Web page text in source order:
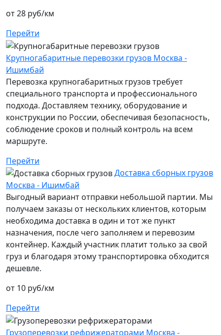
от 28 руб/км
Перейти
Крупногабаритные перевозки грузов Москва -
Ишимбай
Перевозка крупногабаритных грузов требует
специального транспорта и профессионального
подхода. Доставляем технику, оборудование и
конструкции по России, обеспечивая безопасность,
соблюдение сроков и полный контроль на всем
маршруте.
Перейти
Доставка сборных грузов
Москва - Ишимбай
Выгодный вариант отправки небольшой партии. Мы
получаем заказы от нескольких клиентов, которым
необходима доставка в один и тот же пункт
назначения, после чего заполняем и перевозим
контейнер. Каждый участник платит только за свой
груз и благодаря этому транспортировка обходится
дешевле.
от 10 руб/км
Перейти
Грузоперевозки рефрижераторами Москва -